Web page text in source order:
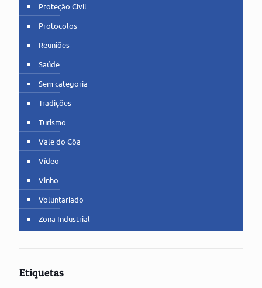
Proteção Civil
Protocolos
Reuniões
Saúde
Sem categoria
Tradições
Turismo
Vale do Côa
Vídeo
Vinho
Voluntariado
Zona Industrial
Etiquetas